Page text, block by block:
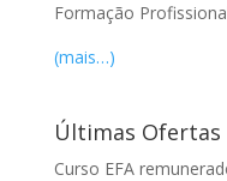
Formação
(mais…)
Últimas Ofertas
Curso EFA